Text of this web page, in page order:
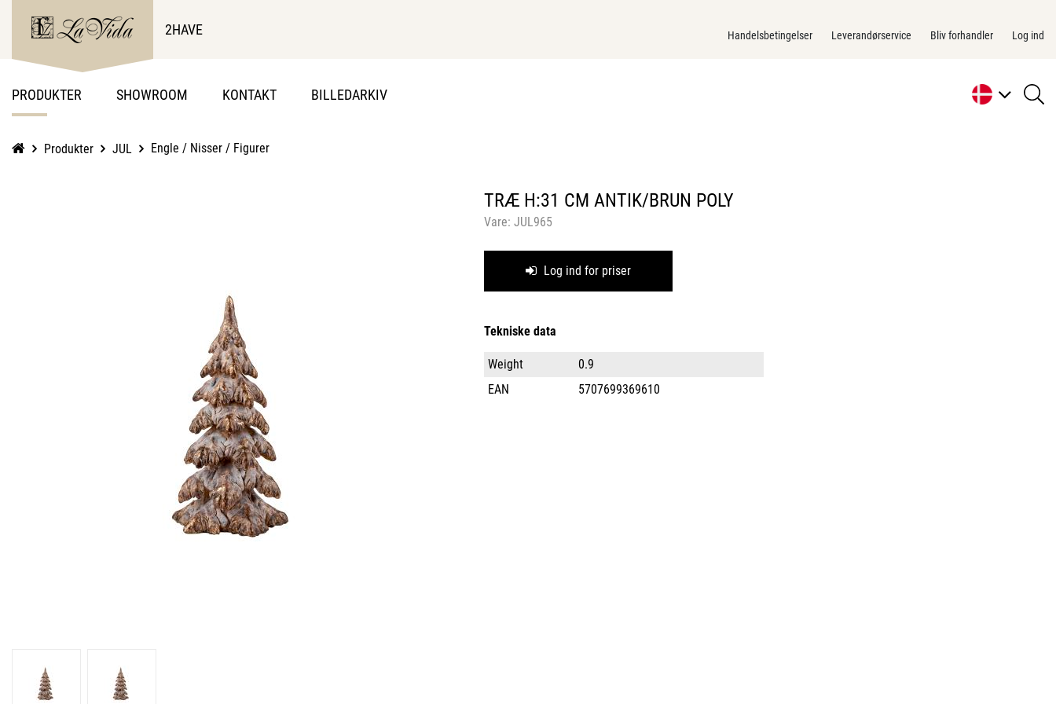
2HAVE Handelsbetingelser Leverandørservice Bliv forhandler Log ind
PRODUKTER SHOWROOM KONTAKT BILLEDARKIV
Produkter JUL Engle / Nisser / Figurer
TRÆ H:31 CM ANTIK/BRUN POLY
Vare:JUL965
Log ind for priser
Tekniske data
Weight
0.9
EAN
5707699369610